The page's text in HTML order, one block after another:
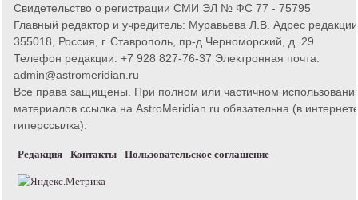
Свидетельство о регистрации СМИ ЭЛ № ФС 77 - 75795
Главный редактор и учредитель: Муравьева Л.В. Адрес
355018, Россия, г. Ставрополь, пр-д Черноморский, д. 29
Телефон редакции: +7 928 827-76-37 Электронная почта:
admin@astromeridian.ru
Все права защищены. При полном или частичном
материалов ссылка на AstroMeridian.ru обязательна (в
гиперссылка).
Редакция Контакты Пользовательское соглашение